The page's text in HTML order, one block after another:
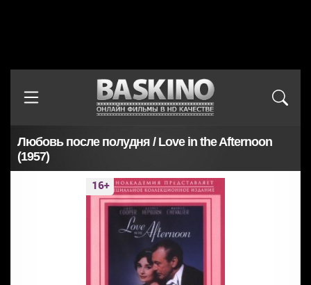
Любовь после полудня / Love in the Afternoon
(1957)